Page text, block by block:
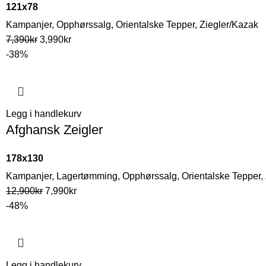
121x78
Kampanjer, Opphørssalg, Orientalske Tepper, Ziegler/Kazak
7,390kr 3,990kr
-38%
Legg i handlekurv
Afghansk Zeigler
178x130
Kampanjer, Lagertømming, Opphørssalg, Orientalske Tepper,
12,900kr 7,990kr
-48%